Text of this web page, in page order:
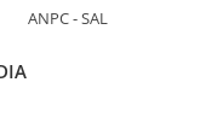
ANPC - SAL